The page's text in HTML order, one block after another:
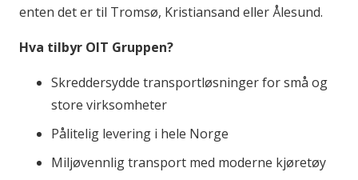
enten det er til Tromsø, Kristiansand eller Ålesund.
Hva tilbyr OIT Gruppen?
Skreddersydde transportløsninger for små og
store virksomheter
Pålitelig levering i hele Norge
Miljøvennlig transport med moderne kjøretøy